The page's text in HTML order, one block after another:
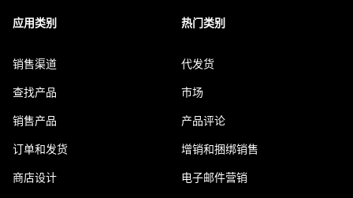
应用类别
销售渠道
查找产品
销售产品
订单和发货
商店设计
热门类别
代发货
市场
产品评论
增销和捆绑销售
电子邮件营销